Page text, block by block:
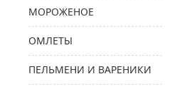
МОРОЖЕНОЕ
ОМЛЕТЫ
ПЕЛЬМЕНИ И ВАРЕНИКИ